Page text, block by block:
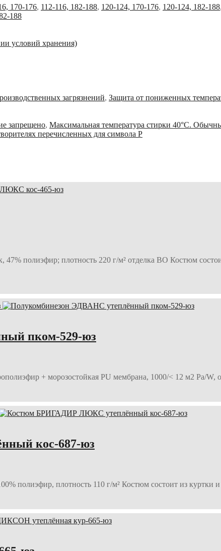
170-176, 112-116, 182-188, 120-124, 170-176, 120-124, 182-188,
188
условий хранения)
загрязнений, Защита от пониженных
запрещено, Максимальная температура стирки 40°С.
перечисленных для символа Р
47% полиэфир; плотность 220 г/м² отделка ВО Костюм
пком-529-юз
+ морозостойкая PU мембрана, 1000/< 12 м2 Ра/
кос-687-юз
полиэфир, плотность 110 г/м² Костюм состоит из куртки